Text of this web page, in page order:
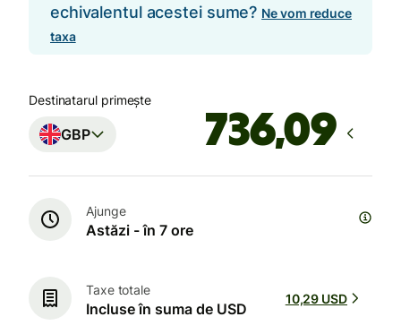
echivalentul acestei sume? Ne vom reduce
taxa
Destinatarul primește
GBP
Ajunge
Astăzi - în 7 ore
Taxe totale
Incluse în suma de USD
10,29 USD